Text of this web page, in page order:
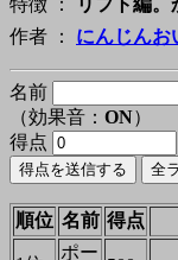
特徴 ：
リフト編
作者 ： にんじんお
名前
（効果音： ON）
得点
順位 名前 得点
ポー